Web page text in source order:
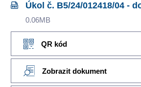
Úkol č. B5/24/012418/04 -
0.06MB
QR kód
Zobrazit dokument